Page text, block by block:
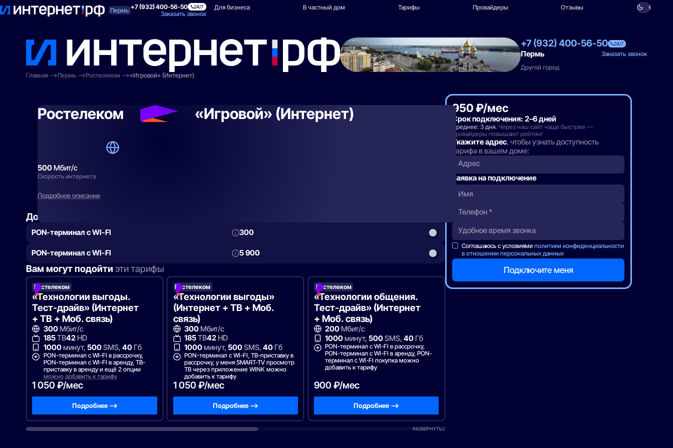
Пермь +7 (932) 400-56-50 24/7
Заказать звонок
Поиск по адресу Для квартиры Для бизнеса В частный дом Тарифы Провайдеры Отзывы
+7 (932) 400-56-50 24/7
Пермь
Заказать звонок
Другой город
Главная
Пермь Ростелеком «Игровой» (Интернет)
Ростелеком «Игровой» (Интернет)
500Мбит/с
Скорость интернета
Подробное описание
Добавить
PON-терминал с WI-FI 300
PON-терминал с WI-FI 5 900
Вам могут подойти эти тарифы
Ростелеком
«Технологии выгоды.
Тест-драйв» (Интернет
+ ТВ + Моб. связь)
300Мбит/с
185ТВ42HD
1000минут, 500SMS, 40Гб
PON-терминал с WI-FI в рассрочку,
PON-терминал с WI-FI в аренду, ТВ-
приставку в аренду и ещё 2 опции
можно добавить к тарифу
1 050 ₽/мес
Подробнее —>
Ростелеком
«Технологии выгоды»
(Интернет + ТВ + Моб.
связь)
300 Мбит/с
185ТВ42 HD
1000минут, 500SMS, 40 Гб
PON-терминал с WI-FI, ТВ-приставку в
рассрочку, у меня SMART-TV просмотр
ТВ через приложение WINK можно
добавить к тарифу
1 050 ₽/мес
Подробнее —>
Ростелеком
«Технологии общения.
Тест-драйв» (Интернет
+ Моб. связь)
200 Мбит/с
1000минут,500SMS,40 Гб
PON-терминал с WI-FI в рассрочку,
PON-терминал с WI-FI в аренду, PON-
терминал с WI-FI покупка можно
добавить к тарифу
900 ₽/мес
Подробнее —>
Ростелеком Ростелеком
РАЗВЕРНУТЬ
950 ₽/мес
Срок подключения: 2–6 дней
Среднее: 3 дня. Через наш сайт чаще быстрее —
провайдеры повышают рейтинг
Укажите адрес, чтобы узнать доступность
тарифа в вашем доме:
Адрес
Заявка на подключение
Соглашаюсь с условиямиполитики конфиденциальности
в отношении персональных данных